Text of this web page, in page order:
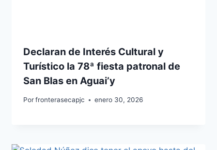
Declaran de Interés Cultural y
Turístico la 78ª fiesta patronal de
San Blas en Aguai’y
Porfronterasecapjc enero 30, 2026